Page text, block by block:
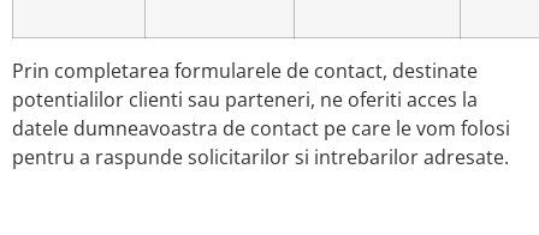
Prin completarea formularele de contact, destinate
potentialilor clienti sau parteneri, ne oferiti acces la
datele dumneavoastra de contact pe care le vom folosi
pentru a raspunde solicitarilor si intrebarilor adresate.